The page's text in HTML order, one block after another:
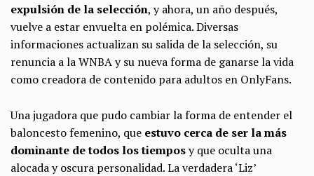
expulsión de la selección, y ahora, un año después,
vuelve a estar envuelta en polémica. Diversas
informaciones actualizan su salida de la selección, su
renuncia a la WNBA y su nueva forma de ganarse la vida
como creadora de contenido para adultos en OnlyFans.
Una jugadora que pudo cambiar la forma de entender el
baloncesto femenino, que estuvo cerca de ser la más
dominante de todos los tiemposy que oculta una
alocada y oscura personalidad. La verdadera ‘Liz’